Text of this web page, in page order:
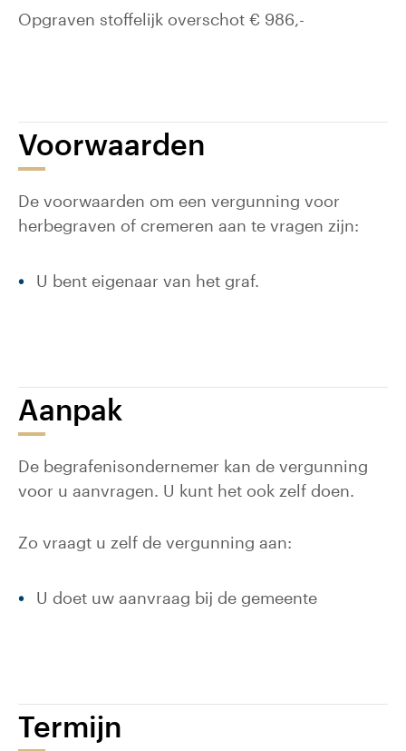
Opgraven stoffelijk overschot € 986,-
Voorwaarden
De voorwaarden om een vergunning voor
herbegraven of cremeren aan te vragen zijn:
U bent eigenaar van het graf.
Aanpak
De begrafenisondernemer kan de vergunning
voor u aanvragen. U kunt het ook zelf doen.
Zo vraagt u zelf de vergunning aan:
U doet uw aanvraag bij de gemeente
Termijn